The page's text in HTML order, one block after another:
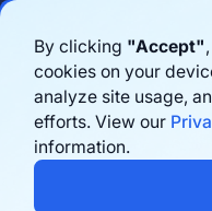
By clicking "Accept"
cookies on your
analyze site usage,
efforts. View our
information.